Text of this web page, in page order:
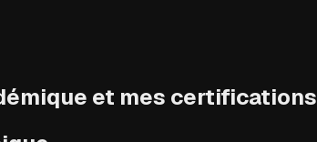
et mes certifications